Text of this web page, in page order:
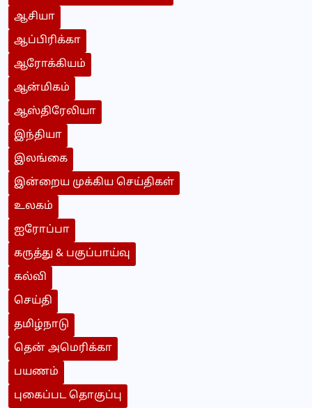
ஆசியா
ஆப்பிரிக்கா
ஆரோக்கியம்
ஆன்மிகம்
ஆஸ்திரேலியா
இந்தியா
இலங்கை
இன்றைய முக்கிய செய்திகள்
உலகம்
ஐரோப்பா
கருத்து & பகுப்பாய்வு
கல்வி
செய்தி
தமிழ்நாடு
தென் அமெரிக்கா
பயணம்
புகைப்பட தொகுப்பு